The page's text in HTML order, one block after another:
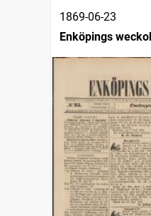
1869-06-23
Enköpings